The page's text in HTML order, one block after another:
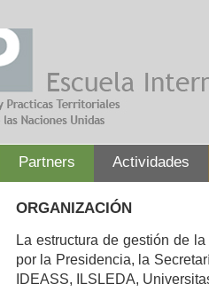
Partners Actividades
ORGANIZACIÓN
La estructura de gestión de
por la Presidencia, la
IDEASS, ILSLEDA,